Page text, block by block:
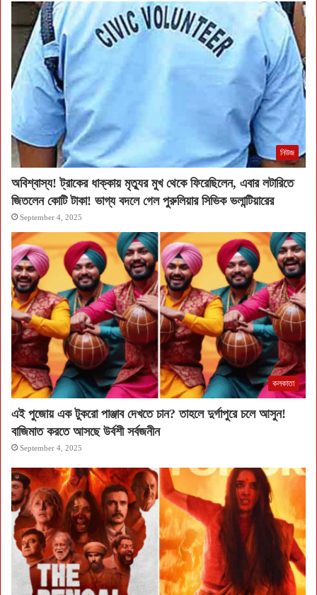
নিউজ
অবিশ্বাস্য! ট্রাকের ধাক্কায় মৃত্যুর মুখ থেকে ফিরেছিলেন, এবার লটারিতে
জিতলেন কোটি টাকা! ভাগ্য বদলে গেল পুরুলিয়ার সিভিক ভলান্টিয়ারের
September 4, 2025
কলকাতা
এই পুজোয় এক টুকরো পাঞ্জাব দেখতে চান? তাহলে দুর্গাপুরে চলে আসুন!
বাজিমাত করতে আসছে উর্বশী সর্বজনীন
September 4, 2025